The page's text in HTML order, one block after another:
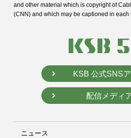
and other material which is copyright of
(CNN) and which may be captioned in each
KSB 公式SNS
配信メディ
ニュース